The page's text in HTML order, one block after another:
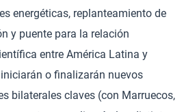
energéticas, replanteamiento de
y puente para la relación
entre América Latina y
o finalizarán nuevos
bilaterales claves (con Marruecos,